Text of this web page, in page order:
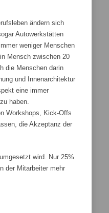
ändern sich
Autowerkstätten
weniger Menschen
Mensch zwischen 20
die Menschen darin
und Innenarchitektur
eine immer
haben.
Workshops, Kick-Offs
die Akzeptanz der
wird. Nur 25%
der Mitarbeiter mehr